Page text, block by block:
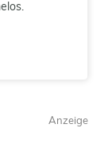
Anzeige